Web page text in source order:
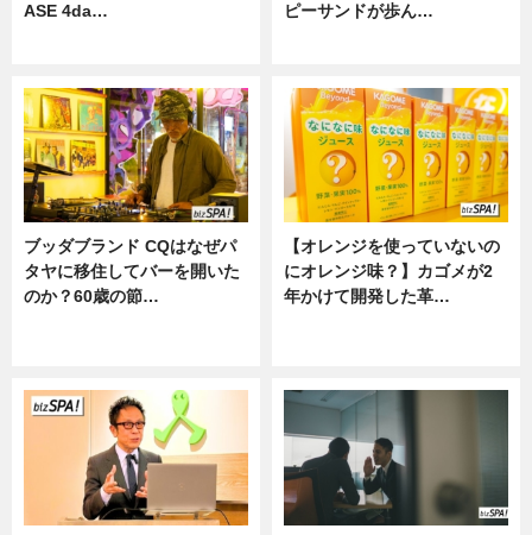
ASE 4da…
ピーサンドが歩ん…
ブッダブランド CQはなぜパ
タヤに移住してバーを開いた
のか？60歳の節…
【オレンジを使っていないの
にオレンジ味？】カゴメが2
年かけて開発した革…